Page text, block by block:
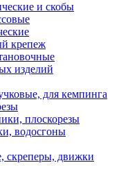
и скобы
крепеж
изделий
для кемпинга
плоскорезы
водосгоны
скреперы, движки